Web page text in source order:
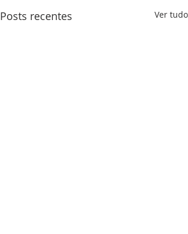
Posts recentes Ver tudo